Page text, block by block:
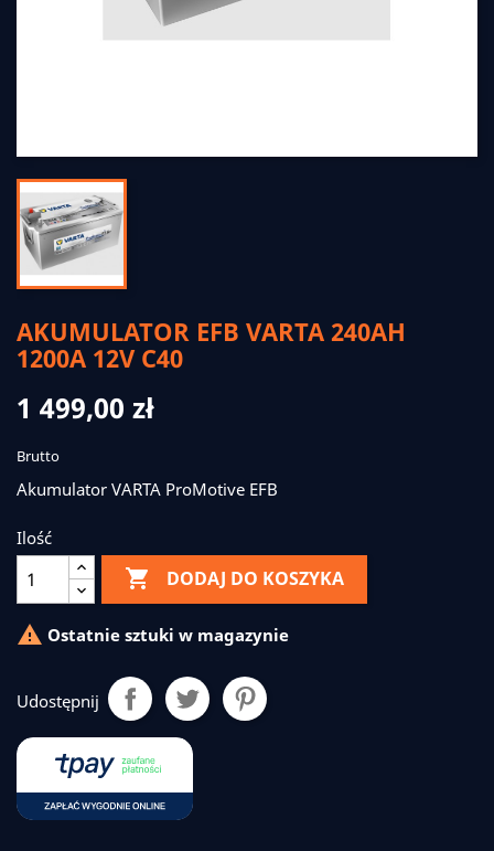
AKUMULATOR EFB VARTA 240AH
1200A 12V C40
1 499,00 zł
Brutto
Akumulator VARTA ProMotive EFB
Ilość
 DODAJ DO KOSZYKA
 Ostatnie sztuki w magazynie
Udostępnij